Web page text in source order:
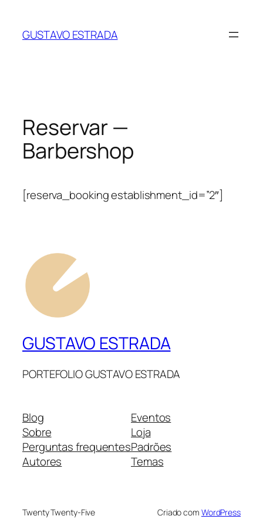
GUSTAVO ESTRADA
Reservar —
Barbershop
[reserva_booking establishment_id=”2″]
GUSTAVO ESTRADA
PORTEFOLIO GUSTAVO ESTRADA
Blog
Sobre
Perguntas frequentes
Autores
Eventos
Loja
Padrões
Temas
Twenty Twenty-Five Criado com WordPress